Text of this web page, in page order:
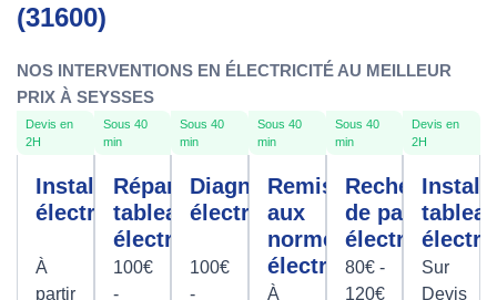
(31600)
NOS INTERVENTIONS EN ÉLECTRICITÉ AU MEILLEUR
PRIX À SEYSSES
Devis en
2H
Installation
électrique
À
partir
Sous 40
min
Réparation
tableau
électrique
100€
-
Sous 40
min
Diagnostic
électrique
100€
-
Sous 40
min
Remise
aux
normes
électrique
À
Sous 40
min
Recherche
de panne
électrique
80€ -
120€
Devis en
2H
Sur
Devis